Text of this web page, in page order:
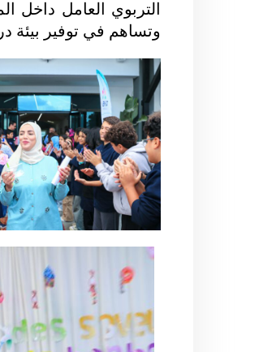
التربوي العامل داخل
وتساهم في توفير بيئة